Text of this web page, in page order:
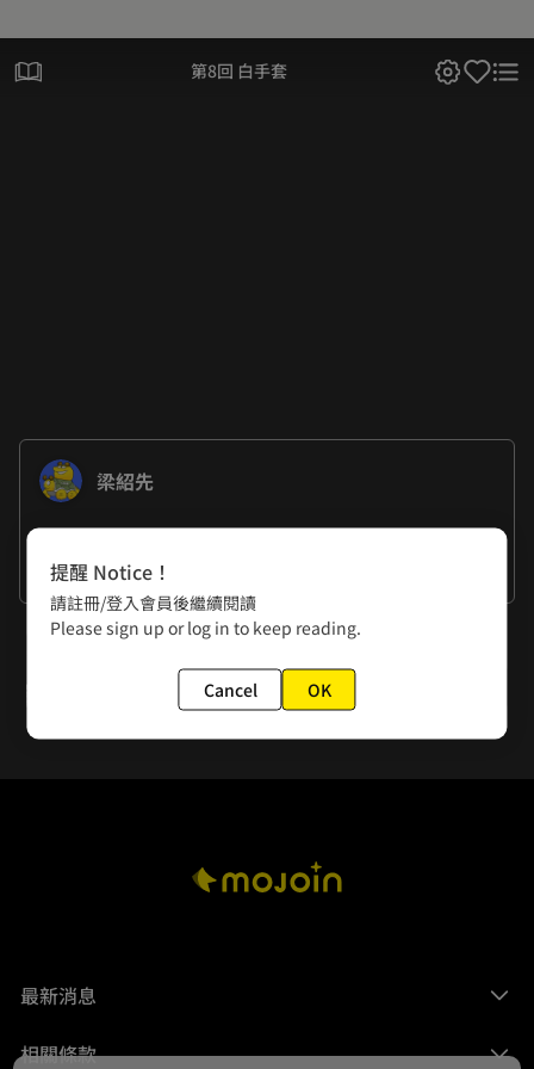
第8回 白手套
梁紹先
美國總統的工作，就是演好一名總統
下一話
第9回 蝦咪碗糕
最新消息
相關條款
提醒 Notice！
請註冊/登入會員後繼續閱讀
Please sign up or log in to keep reading.
Cancel OK